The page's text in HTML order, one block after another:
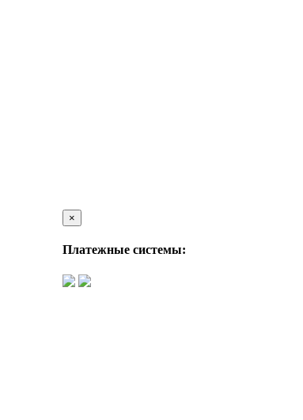
×
Платежные системы: